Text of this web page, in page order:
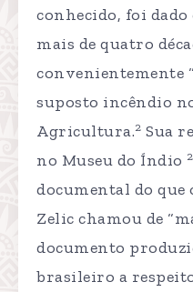
conhecido, foi
mais de quatro
convenientemente
suposto incêndio
Agricultura.2 Sua
no Museu do Índio 2
documental do que
Zelic chamou de
documento
brasileiro a